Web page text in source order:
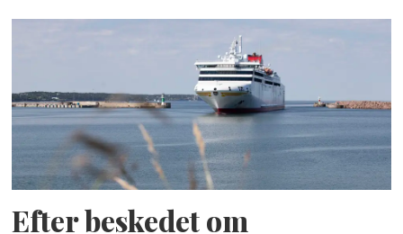
Efter beskedet om